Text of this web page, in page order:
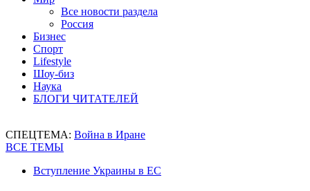
Все новости раздела
Россия
Бизнес
Спорт
Lifestyle
Шоу-биз
Наука
БЛОГИ ЧИТАТЕЛЕЙ
СПЕЦТЕМА: Война в Иране
ВСЕ ТЕМЫ
Вступление Украины в ЕС